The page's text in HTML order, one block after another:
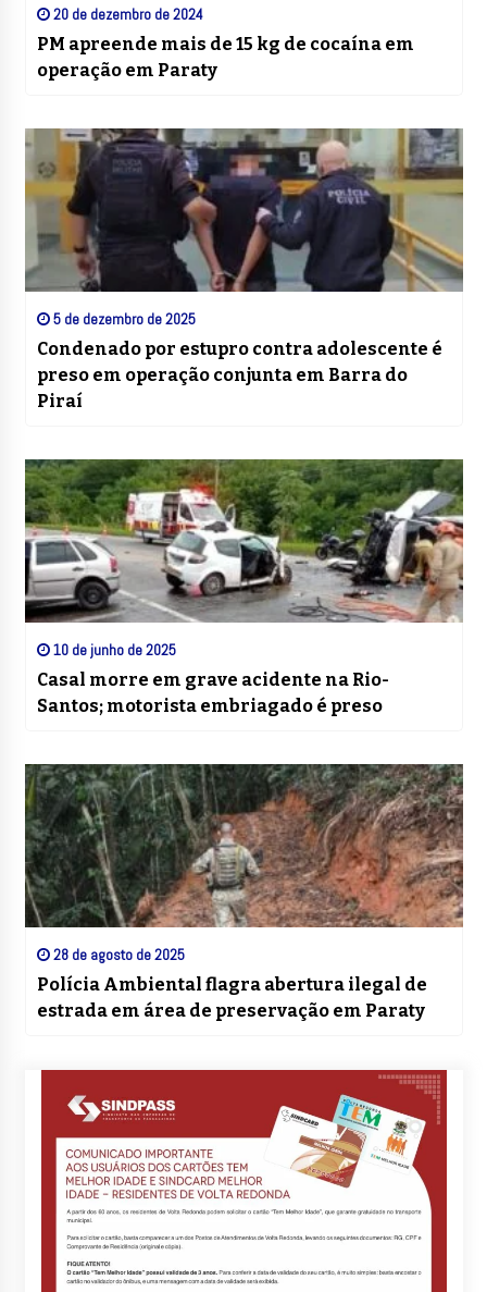
20 de dezembro de 2024
PM apreende mais de 15 kg de cocaína em
operação em Paraty
5 de dezembro de 2025
Condenado por estupro contra adolescente é
preso em operação conjunta em Barra do
Piraí
10 de junho de 2025
Casal morre em grave acidente na Rio-
Santos; motorista embriagado é preso
28 de agosto de 2025
Polícia Ambiental flagra abertura ilegal de
estrada em área de preservação em Paraty